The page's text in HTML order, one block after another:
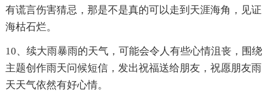
有谎言伤害猜忌，那是不是真的可以走到天涯海角，见证
海枯石烂。
10、续大雨暴雨的天气，可能会令人有些心情沮丧，围绕
主题创作雨天问候短信，发出祝福送给朋友，祝愿朋友雨
天天气依然有好心情。